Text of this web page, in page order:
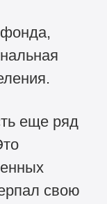
еще ряд
свою